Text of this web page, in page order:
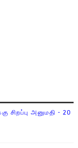
சிறப்பு அனுமதி - 20